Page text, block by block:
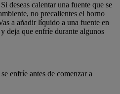
deseas calentar una fuente que se
no precalientes el horno
a añadir líquido a una fuente en
deja que enfríe durante algunos
enfríe antes de comenzar a